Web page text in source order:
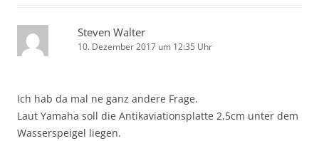
Steven Walter
10. Dezember 2017 um 12:35 Uhr
Ich hab da mal ne ganz andere Frage.
Laut Yamaha soll die Antikaviationsplatte 2,5cm unter dem
Wasserspeigel liegen.